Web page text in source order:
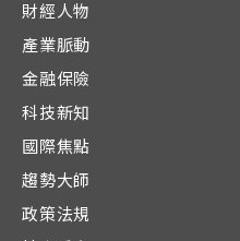
財經人物
產業脈動
金融保險
科技新知
國際焦點
趨勢大師
政策法規